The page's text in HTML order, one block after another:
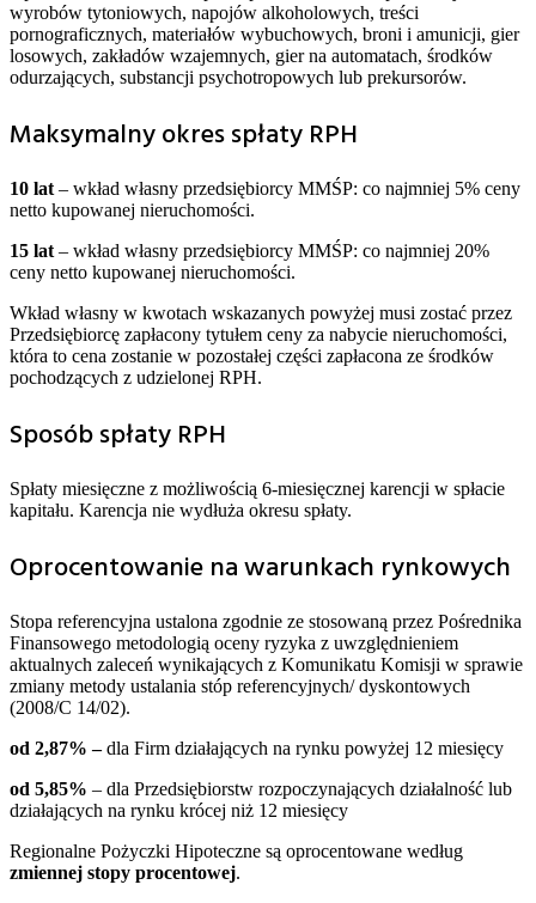
wyrobów tytoniowych, napojów alkoholowych, treści
pornograficznych, materiałów wybuchowych, broni i amunicji, gier
losowych, zakładów wzajemnych, gier na automatach, środków
odurzających, substancji psychotropowych lub prekursorów.
Maksymalny okres spłaty RPH
10 lat – wkład własny przedsiębiorcy MMŚP: co najmniej 5% ceny
netto kupowanej nieruchomości.
15 lat – wkład własny przedsiębiorcy MMŚP: co najmniej 20%
ceny netto kupowanej nieruchomości.
Wkład własny w kwotach wskazanych powyżej musi zostać przez
Przedsiębiorcę zapłacony tytułem ceny za nabycie nieruchomości,
która to cena zostanie w pozostałej części zapłacona ze środków
pochodzących z udzielonej RPH.
Sposób spłaty RPH
Spłaty miesięczne z możliwością 6-miesięcznej karencji w spłacie
kapitału. Karencja nie wydłuża okresu spłaty.
Oprocentowanie na warunkach rynkowych
Stopa referencyjna ustalona zgodnie ze stosowaną przez Pośrednika
Finansowego metodologią oceny ryzyka z uwzględnieniem
aktualnych zaleceń wynikających z Komunikatu Komisji w sprawie
zmiany metody ustalania stóp referencyjnych/ dyskontowych
(2008/C 14/02).
od 2,87% –dla Firm działających na rynku powyżej 12 miesięcy
od 5,85% – dla Przedsiębiorstw rozpoczynających działalność lub
działających na rynku krócej niż 12 miesięcy
Regionalne Pożyczki Hipoteczne są oprocentowane według
zmiennej stopy procentowej.